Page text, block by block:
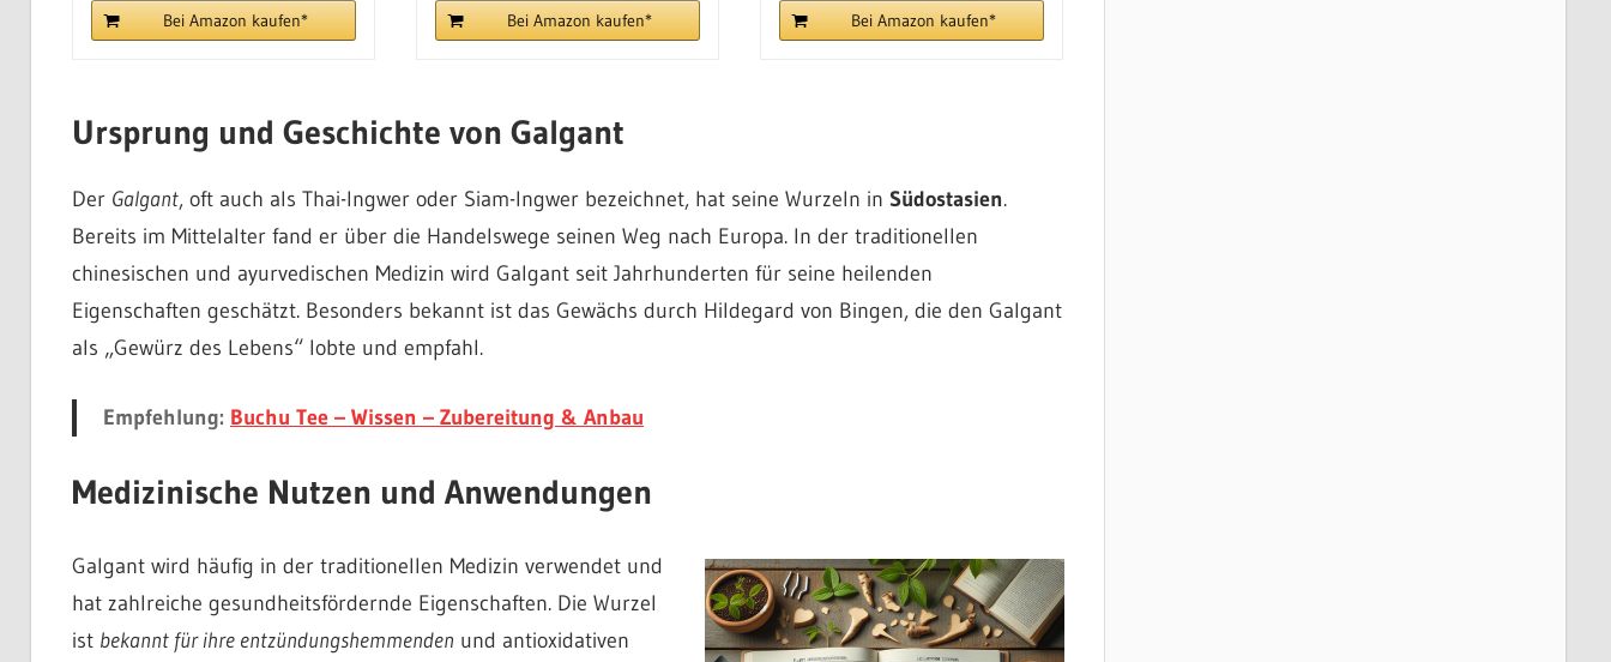
Bei Amazon kaufen* Bei Amazon kaufen* Bei Amazon kaufen*
Ursprung und Geschichte von Galgant
Der Galgant, oft auch als Thai-Ingwer oder Siam-Ingwer bezeichnet, hat seine Wurzeln in Südostasien.
Bereits im Mittelalter fand er über die Handelswege seinen Weg nach Europa. In der traditionellen
chinesischen und ayurvedischen Medizin wird Galgant seit Jahrhunderten für seine heilenden
Eigenschaften geschätzt. Besonders bekannt ist das Gewächs durch Hildegard von Bingen, die den Galgant
als „Gewürz des Lebens“ lobte und empfahl.
Empfehlung: Buchu Tee – Wissen – Zubereitung & Anbau
Medizinische Nutzen und Anwendungen
Galgant wird häufig in der traditionellen Medizin verwendet und
hat zahlreiche gesundheitsfördernde Eigenschaften. Die Wurzel
ist bekannt für ihre entzündungshemmenden und antioxidativen